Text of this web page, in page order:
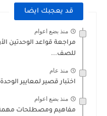
قد يعجبك ايضا
منذ بضع اعوام
مراجعة قواعد الوحدتين
للصف...
منذ عام
اختبار قصير لمعايير
منذ بضع اعوام
مفاهيم ومصطلحات